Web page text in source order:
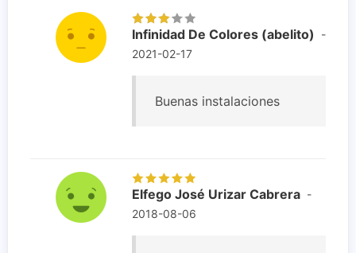
Infinidad De Colores (abelito)
-
2021-02-17
Buenas instalaciones
Elfego José Urizar Cabrera -
2018-08-06